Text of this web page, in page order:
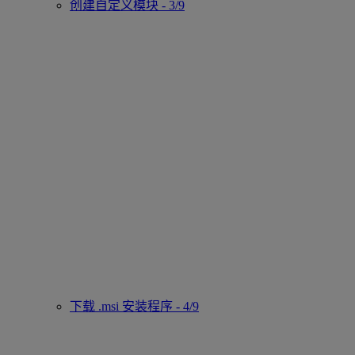
创建自定义模块 - 3/9
下载 .msi 安装程序 - 4/9